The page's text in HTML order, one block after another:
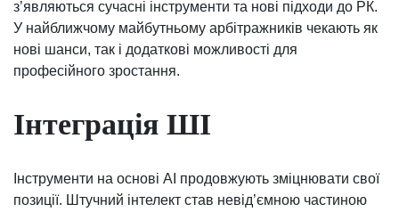
з’являються сучасні інструменти та нові підходи до РК.
У найближчому майбутньому арбітражників чекають як
нові шанси, так і додаткові можливості для
професійного зростання.
Інтеграція ШІ
Інструменти на основі AI продовжують зміцнювати свої
позиції. Штучний інтелект став невід’ємною частиною